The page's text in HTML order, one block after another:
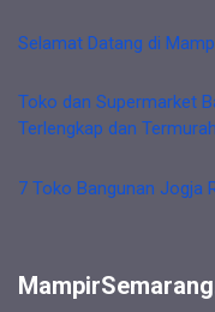
Selamat Datang di
Toko dan Supermarket
Terlengkap dan Termurah
7 Toko Bangunan Jogja